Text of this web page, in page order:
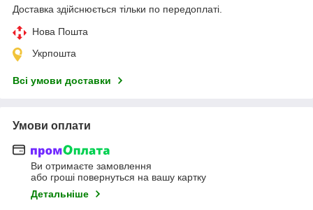
Доставка здійснюється тільки по передоплаті.
Нова Пошта
Укрпошта
Всі умови доставки
Умови оплати
Ви отримаєте замовлення
або гроші повернуться на вашу картку
Детальніше